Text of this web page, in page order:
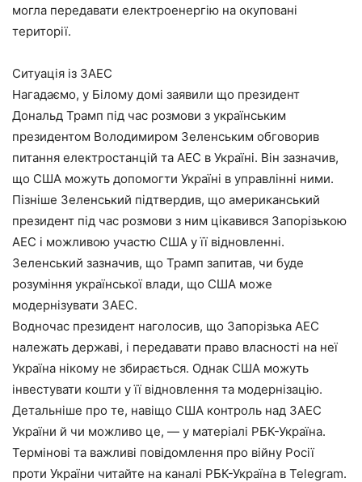
могла передавати електроенергію на окуповані
території.
Ситуація із ЗАЕС
Нагадаємо, у Білому домі заявили що президент
Дональд Трамп під час розмови з українським
президентом Володимиром Зеленським обговорив
питання електростанцій та АЕС в Україні. Він зазначив,
що США можуть допомогти Україні в управлінні ними.
Пізніше Зеленський підтвердив, що американський
президент під час розмови з ним цікавився Запорізькою
АЕС і можливою участю США у її відновленні.
Зеленський зазначив, що Трамп запитав, чи буде
розуміння української влади, що США може
модернізувати ЗАЕС.
Водночас президент наголосив, що Запорізька АЕС
належать державі, і передавати право власності на неї
Україна нікому не збирається. Однак США можуть
інвестувати кошти у її відновлення та модернізацію.
Детальніше про те, навіщо США контроль над ЗАЕС
України й чи можливо це, — у матеріалі РБК-Україна.
Термінові та важливі повідомлення про війну Росії
проти України читайте на каналі РБК-Україна в Telegram.